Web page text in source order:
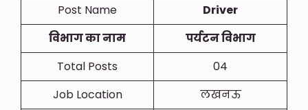
Post Name
Driver
विभाग का नाम
पर्यटन विभाग
Total Posts
04
Job Location
लखनऊ